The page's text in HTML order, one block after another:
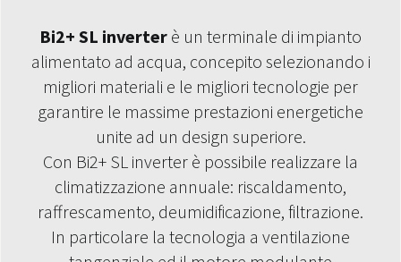
Bi2+ SL inverter è un terminale di impianto
alimentato ad acqua, concepito selezionando i
migliori materiali e le migliori tecnologie per
garantire le massime prestazioni energetiche
unite ad un design superiore.
Con Bi2+ SL inverter è possibile realizzare la
climatizzazione annuale: riscaldamento,
raffrescamento, deumidificazione, filtrazione.
In particolare la tecnologia a ventilazione